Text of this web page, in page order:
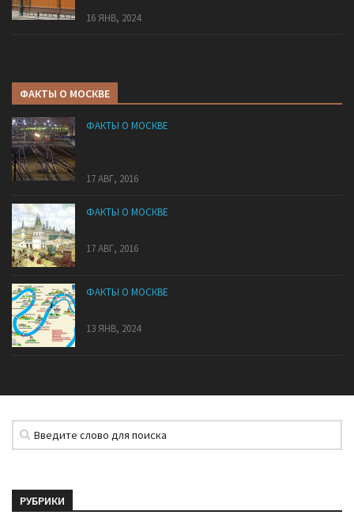
16 ЯНВ, 2024
ФАКТЫ О МОСКВЕ
ФАКТЫ О МОСКВЕ
17 АВГ, 2016
ФАКТЫ О МОСКВЕ
17 АВГ, 2016
ФАКТЫ О МОСКВЕ
13 ЯНВ, 2024
РУБРИКИ